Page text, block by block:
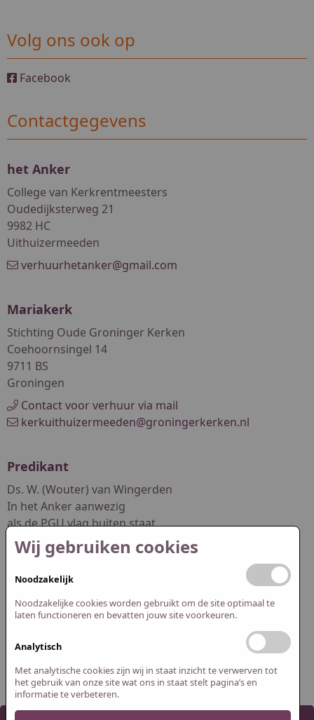
Volg ons ook op
Facebook
Contactgegevens
het Anker
College van Kerkrentmeesters
Oudedijksterweg 21
9982 HC
Uithuizermeeden
verhuurhetanker@gmail.com
Mariakerk
Stichting Oude Groninger Kerken
Coehoornsingel 14
9711 BS
Groningen
Contact voor verhuur via mail
kerkuithuizermeeden@groningerkerken.nl
Predikant
Ds. W. (Wouter) van Wingerden
In het Anker aanwezig
als de PGU vlag buiten staat
dswouter.vanwingerden@pgwuur.nl
Redactie website
Abel Smit
redactie@pguithuizermeeden.nl
Wij gebruiken cookies
Noodzakelijk
Noodzakelijke cookies worden gebruikt om de site optimaal te
laten functioneren en bevatten jouw site voorkeuren.
Analytisch
Met analytische cookies zijn wij in staat inzicht te verwerven tot
het gebruik van onze site wat ons in staat stelt pagina’s en
informatie te verbeteren.